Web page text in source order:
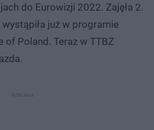
do Eurowizji 2022. Zajęła 2.
już w programie
of Poland. Teraz w TTBZ